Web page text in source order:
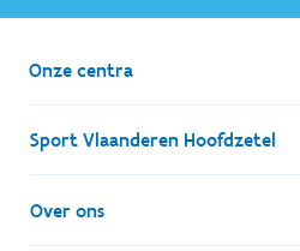
Onze centra
Sport Vlaanderen Hoofdzetel
Simon Bolivarlaan 17
Over ons